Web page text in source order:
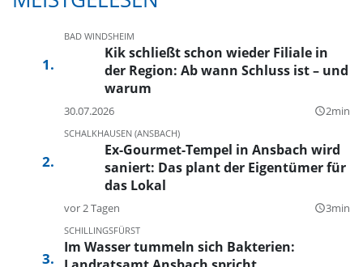
BAD WINDSHEIM
Kik schließt schon wieder Filiale in
der Region: Ab wann Schluss ist – und
warum
30.07.2026 query_builder2min
SCHALKHAUSEN (ANSBACH)
Ex-Gourmet-Tempel in Ansbach wird
saniert: Das plant der Eigentümer für
das Lokal
vor 2 Tagen query_builder3min
SCHILLINGSFÜRST
Im Wasser tummeln sich Bakterien: